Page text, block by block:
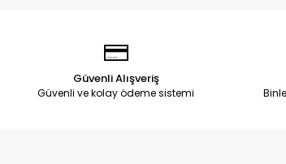
Güvenli Alışveriş
Güvenli ve kolay ödeme sistemi